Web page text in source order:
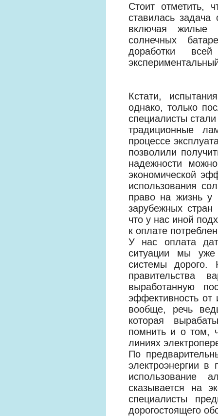
Стоит отметить,
ставилась
включая жилые
солнечных
доработки
Кстати,
однако, только
специалисты
традиционные
процессе
позволили
надежности
экономической
использования
право на жизнь
зарубежных стран
что у нас иной
к оплате
У нас оплата
ситуации мы уже
системы дорого.
правительства
выработанную
эффективность от
вообще, речь
которая
помнить и о том,
линиях
По
электроэнергии
использование
сказывается на
специалисты
дорогостоящего